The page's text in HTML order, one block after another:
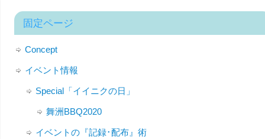
固定ページ
Concept
イベント情報
Special「イイニクの日」
舞洲BBQ2020
イベントの『記録･配布』術